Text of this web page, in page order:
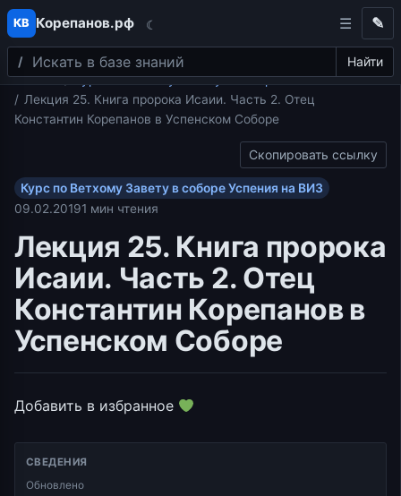
Перейти к содержимому
КВ Корепанов.рф ☾
Поиск Найти
✎
Главная
Курс по Ветхому Завету в соборе Успения на ВИЗ
Лекция 25. Книга пророка Исаии. Часть 2. Отец
Константин Корепанов в Успенском Соборе
Скопировать ссылку
Курс по Ветхому Завету в соборе Успения на ВИЗ
09.02.20191 мин чтения
Лекция 25. Книга пророка
Исаии. Часть 2. Отец
Константин Корепанов в
Успенском Соборе
Добавить в избранное
СВЕДЕНИЯ
Обновлено